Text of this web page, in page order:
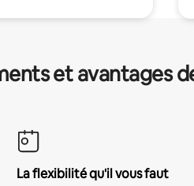
et avantages
La flexibilité qu'il vous faut